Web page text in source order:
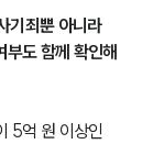
기죄뿐 아니라
부도 함께 확인해
5억 원 이상인